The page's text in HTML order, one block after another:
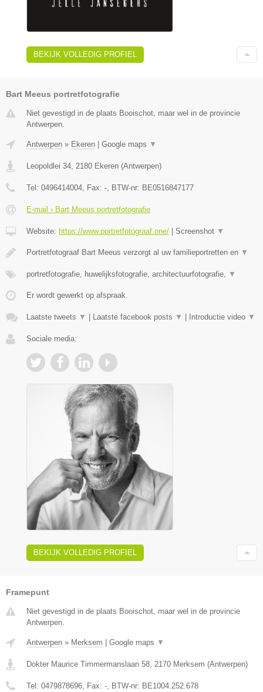
BEKIJK VOLLEDIG PROFIEL
Bart Meeus portretfotografie
Niet gevestigd in de plaats Booischot, maar wel in de provincie
Antwerpen.
Antwerpen » Ekeren Google maps ▼
Leopoldlei 34, 2180 Ekeren (Antwerpen)
Tel: 0496414004, Fax: -, BTW-nr: BE0516847177
E-mail › Bart Meeus portretfotografie
Website: https://www.portretfotograaf.one/ Screenshot ▼
Portretfotograaf Bart Meeus verzorgt al uw familieportretten en ▼
portretfotografie, huwelijksfotografie, architectuurfotografie, ▼
Er wordt gewerkt op afspraak.
Laatste tweets ▼ Laatste facebook posts ▼ Introductie video ▼
Sociale media:
BEKIJK VOLLEDIG PROFIEL
Framepunt
Niet gevestigd in de plaats Booischot, maar wel in de provincie
Antwerpen.
Antwerpen » Merksem Google maps ▼
Dokter Maurice Timmermanslaan 58, 2170 Merksem (Antwerpen)
Tel: 0479878696, Fax: -, BTW-nr: BE1004.252.678